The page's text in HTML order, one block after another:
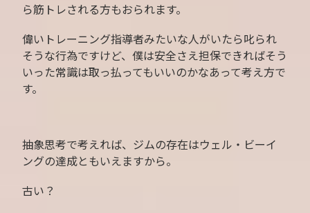
ら筋トレされる方もおられます。
偉いトレーニング指導者みたいな人がいたら叱られ
そうな行為ですけど、僕は安全さえ担保できればそう
いった常識は取っ払ってもいいのかなあって考え方で
す。
抽象思考で考えれば、ジムの存在はウェル・ビーイ
ングの達成ともいえますから。
古い？